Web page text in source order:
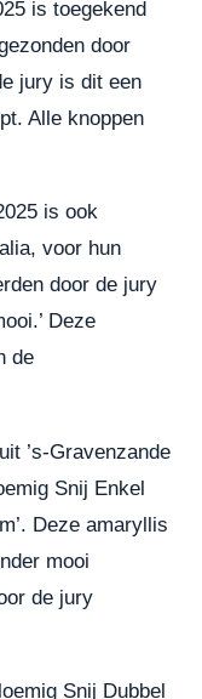
is toegekend
door
jury is dit een
Alle knoppen
is ook
voor hun
door de jury
Deze
de
’s-Gravenzande
Snij Enkel
Deze amaryllis
mooi
de jury
Snij Dubbel